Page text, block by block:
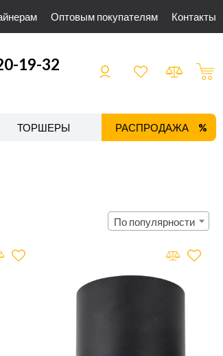
Оптовым покупателям Контакты
19-32
ТОРШЕРЫ ТРЕКОВЫЕ СИСТЕМЫ
РАСПРОДАЖА
По популярности